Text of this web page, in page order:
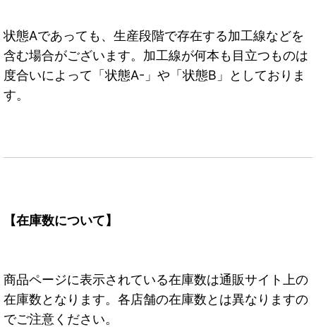
状態Aであっても、生産段階で存在する加工線などを
含む場合がございます。加工線が何本も目立つものは
度合いによって「状態A-」や「状態B」としておりま
す。
【在庫数について】
商品ページに表示されている在庫数は通販サイト上の
在庫数となります。各店舗の在庫数とは異なりますの
でご注意ください。